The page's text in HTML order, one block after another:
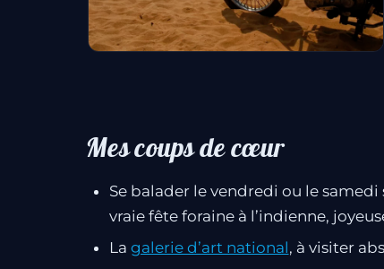
Mes coups de cœur
Se balader le vendredi ou le
vraie fête foraine à l’indienne,
La galerie d’art national, à visiter